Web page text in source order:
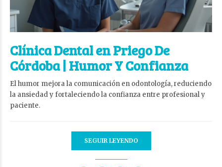
Clínica Dental en Priego De
Córdoba | Humor Y Confianza
El humor mejora la comunicación en odontología, reduciendo
la ansiedad y fortaleciendo la confianza entre profesional y
paciente.
SEGUIR LEYENDO